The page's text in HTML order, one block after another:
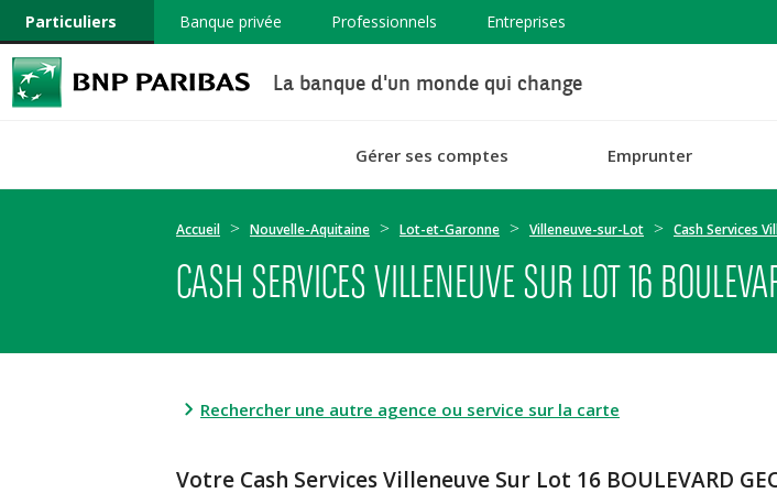
Particuliers Banque privée Professionnels Entreprises
La banque d'un monde qui change
Gérer ses comptes Emprunter
Accueil Nouvelle-Aquitaine Lot-et-Garonne Villeneuve-sur-Lot Cash Services
CASH SERVICES VILLENEUVE SUR LOT 16
Rechercher une autre agence ou service sur la carte
Votre Cash Services Villeneuve Sur Lot 16 BOULEVARD